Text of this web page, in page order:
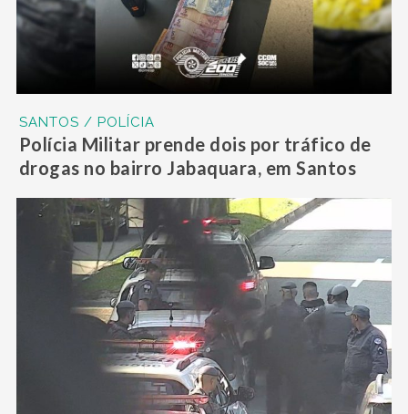
SANTOS / POLÍCIA
Polícia Militar prende dois por tráfico de
drogas no bairro Jabaquara, em Santos